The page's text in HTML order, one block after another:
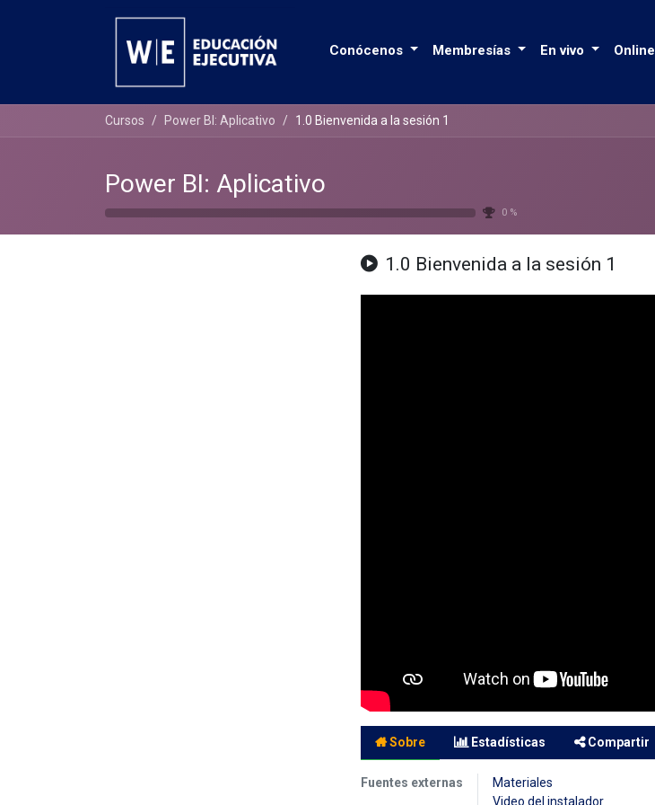
Conócenos Membresías En vivo Online
Cursos Power BI: Aplicativo 1.0 Bienvenida a la sesión 1
Power BI: Aplicativo
0 %
1.0 Bienvenida a la sesión 1
Sobre Estadísticas Compartir
Fuentes externas
Materiales
Video del instalador